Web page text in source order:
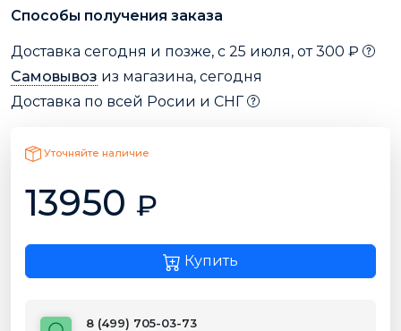
Способы получения заказа
Доставка сегодня и позже, с 25 июля, от 300 ₽
Самовывоз из магазина, сегодня
Доставка по всей Росии и СНГ
Уточняйте наличие
13950 ₽
Купить
8 (499) 705-03-73